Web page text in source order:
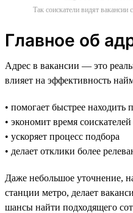
Так соискатели видят
Главное об
Адрес в вакансии — это
влияет на эффективность
• помогает быстрее находить
• экономит время
• ускоряет процесс подбора
• делает отклики более
Даже небольшое уточнение,
станции метро, делает
шансы найти подходящего